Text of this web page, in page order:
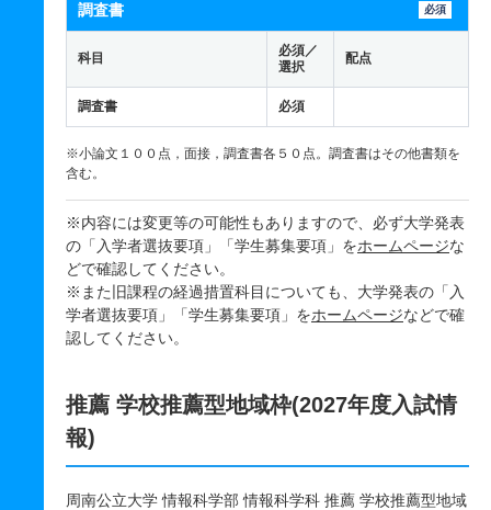
調査書 必須
科目
必須／
選択
配点
調査書 必須
※小論文１００点，面接，調査書各５０点。調査書はその他書類を
含む。
※内容には変更等の可能性もありますので、必ず大学発表
の「入学者選抜要項」「学生募集要項」をホームページな
どで確認してください。
※また旧課程の経過措置科目についても、大学発表の「入
学者選抜要項」「学生募集要項」をホームページなどで確
認してください。
推薦 学校推薦型地域枠(2027年度入試情
報)
周南公立大学 情報科学部 情報科学科 推薦 学校推薦型地域